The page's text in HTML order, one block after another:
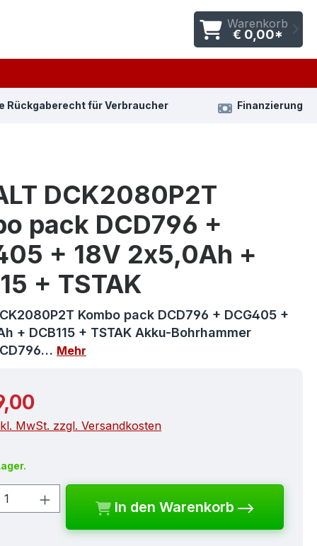
Warenkorb
€ 0,00*
Rückgaberecht für Verbraucher Finanzierung
DCK2080P2T
pack DCD796 +
+ 18V 2x5,0Ah +
+ TSTAK
Kombo pack DCD796 + DCG405 +
+ DCB115 + TSTAK Akku-Bohrhammer
Mehr
Preis:
MwSt. zzgl. Versandkosten
Anzahl: Gib den gewünschten
In den Warenkorb